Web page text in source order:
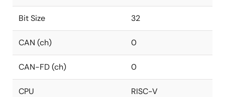
Bit Size 32
CAN (ch) 0
CAN-FD (ch) 0
CPU RISC-V